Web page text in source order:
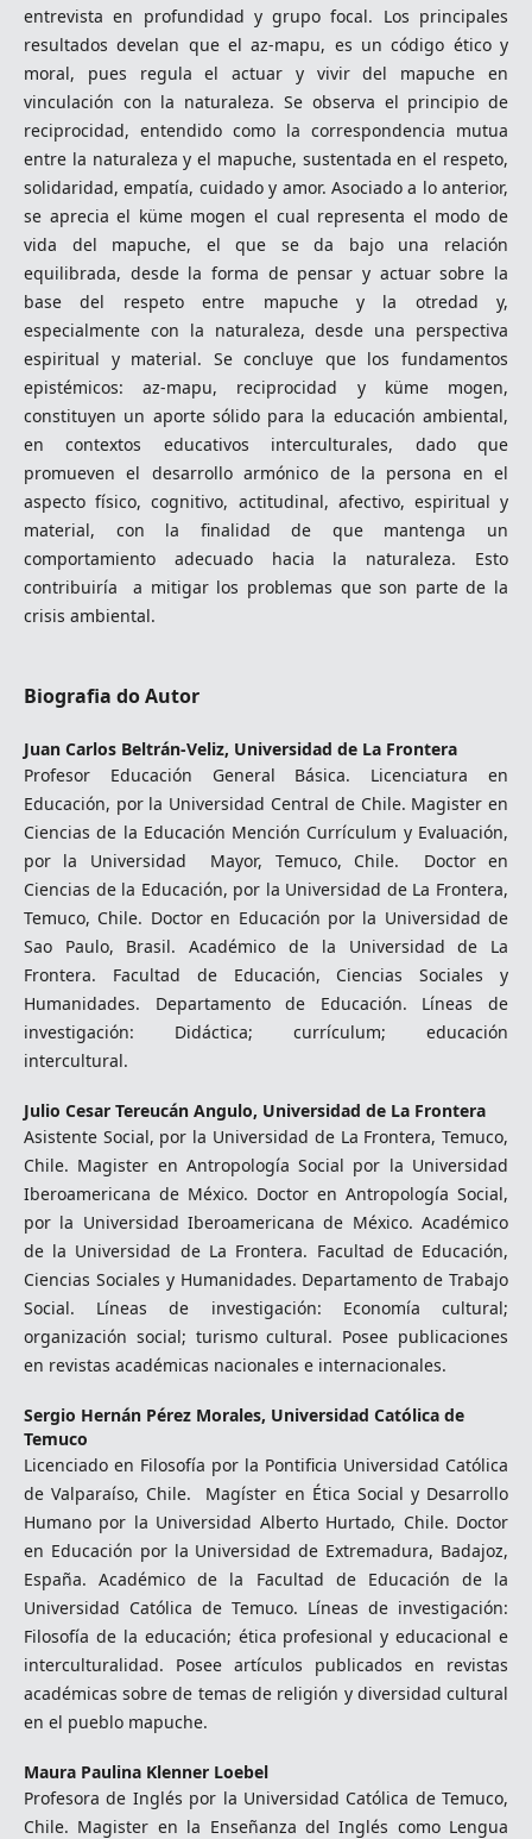
entrevista en profundidad y grupo focal. Los principales
resultados develan que el az-mapu, es un código ético y
moral, pues regula el actuar y vivir del mapuche en
vinculación con la naturaleza. Se observa el principio de
reciprocidad, entendido como la correspondencia mutua
entre la naturaleza y el mapuche, sustentada en el respeto,
solidaridad, empatía, cuidado y amor. Asociado a lo anterior,
se aprecia el küme mogen el cual representa el modo de
vida del mapuche, el que se da bajo una relación
equilibrada, desde la forma de pensar y actuar sobre la
base del respeto entre mapuche y la otredad y,
especialmente con la naturaleza, desde una perspectiva
espiritual y material. Se concluye que los fundamentos
epistémicos: az-mapu, reciprocidad y küme mogen,
constituyen un aporte sólido para la educación ambiental,
en contextos educativos interculturales, dado que
promueven el desarrollo armónico de la persona en el
aspecto físico, cognitivo, actitudinal, afectivo, espiritual y
material, con la finalidad de que mantenga un
comportamiento adecuado hacia la naturaleza. Esto
contribuiría a mitigar los problemas que son parte de la
crisis ambiental.
Biografia do Autor
Juan Carlos Beltrán-Veliz, Universidad de La Frontera
Profesor Educación General Básica. Licenciatura en
Educación, por la Universidad Central de Chile. Magister en
Ciencias de la Educación Mención Currículum y Evaluación,
por la Universidad Mayor, Temuco, Chile. Doctor en
Ciencias de la Educación, por la Universidad de La Frontera,
Temuco, Chile. Doctor en Educación por la Universidad de
Sao Paulo, Brasil. Académico de la Universidad de La
Frontera. Facultad de Educación, Ciencias Sociales y
Humanidades. Departamento de Educación. Líneas de
investigación: Didáctica; currículum; educación
intercultural.
Julio Cesar Tereucán Angulo, Universidad de La Frontera
Asistente Social, por la Universidad de La Frontera, Temuco,
Chile. Magister en Antropología Social por la Universidad
Iberoamericana de México. Doctor en Antropología Social,
por la Universidad Iberoamericana de México. Académico
de la Universidad de La Frontera. Facultad de Educación,
Ciencias Sociales y Humanidades. Departamento de Trabajo
Social. Líneas de investigación: Economía cultural;
organización social; turismo cultural. Posee publicaciones
en revistas académicas nacionales e internacionales.
Sergio Hernán Pérez Morales, Universidad Católica de
Temuco
Licenciado en Filosofía por la Pontificia Universidad Católica
de Valparaíso, Chile. Magíster en Ética Social y Desarrollo
Humano por la Universidad Alberto Hurtado, Chile. Doctor
en Educación por la Universidad de Extremadura, Badajoz,
España. Académico de la Facultad de Educación de la
Universidad Católica de Temuco. Líneas de investigación:
Filosofía de la educación; ética profesional y educacional e
interculturalidad. Posee artículos publicados en revistas
académicas sobre de temas de religión y diversidad cultural
en el pueblo mapuche.
Maura Paulina Klenner Loebel
Profesora de Inglés por la Universidad Católica de Temuco,
Chile. Magister en la Enseñanza del Inglés como Lengua